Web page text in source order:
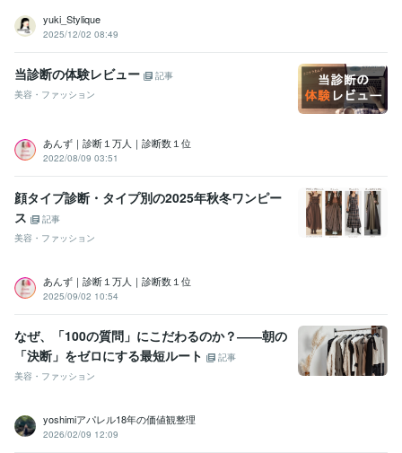
yuki_Stylique
2025/12/02 08:49
当診断の体験レビュー
記事
美容・ファッション
あんず｜診断１万人｜診断数１位
2022/08/09 03:51
顔タイプ診断・タイプ別の2025年秋冬ワンピー
ス
記事
美容・ファッション
あんず｜診断１万人｜診断数１位
2025/09/02 10:54
なぜ、「100の質問」にこだわるのか？――朝の
「決断」をゼロにする最短ルート
記事
美容・ファッション
yoshimiアパレル18年の価値観整理
2026/02/09 12:09